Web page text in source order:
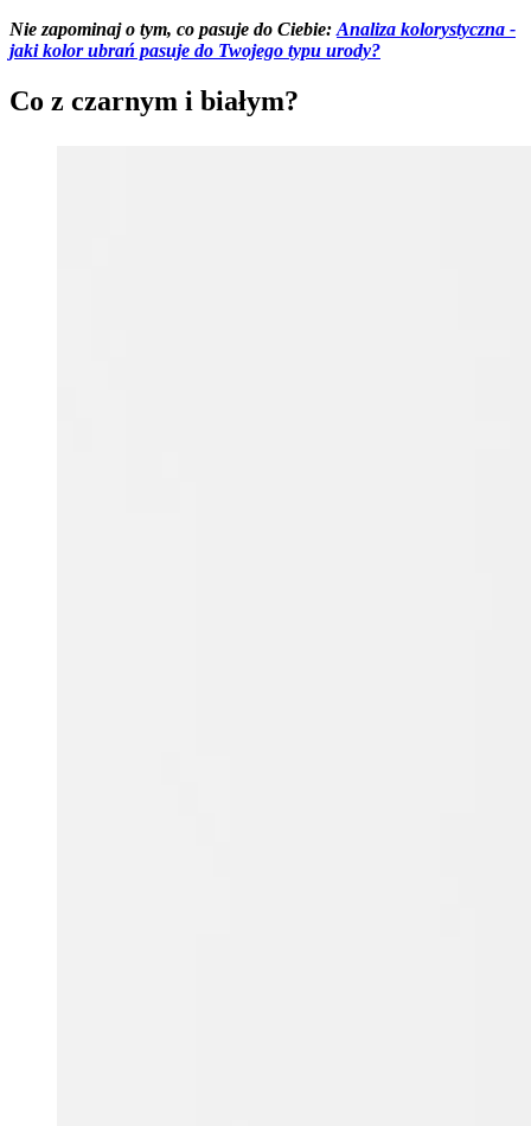
Nie zapominaj o tym, co pasuje do Ciebie: Analiza kolorystyczna -
jaki kolor ubrań pasuje do Twojego typu urody?
Co z czarnym i białym?